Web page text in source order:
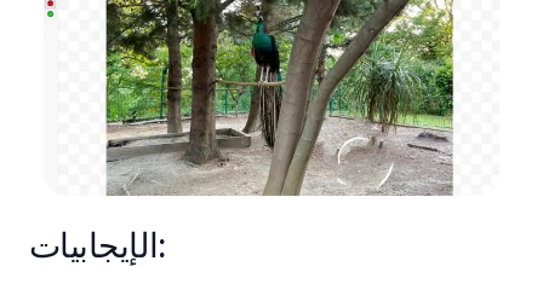
الإيجابيات: